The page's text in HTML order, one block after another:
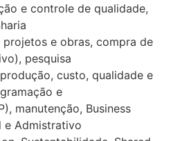
e controle de qualidade,
e obras, compra de
pesquisa
custo, qualidade e
e
manutenção, Business
e Admistrativo